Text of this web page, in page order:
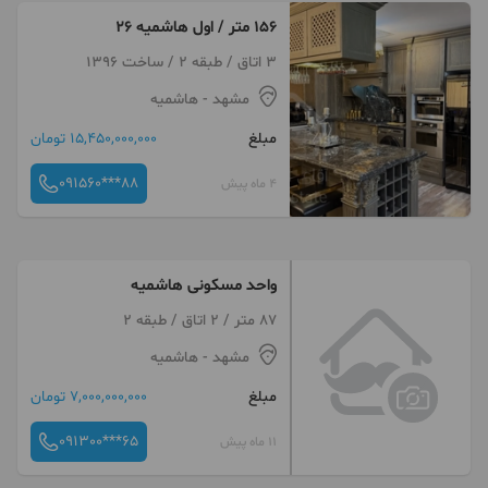
۱۵۶ متر / اول هاشمیه ۲۶
3 اتاق / طبقه 2 / ساخت 1396
مشهد - هاشمیه
مبلغ
15,450,000,000 تومان
4 ماه پیش 091560***88
واحد مسکونی هاشمیه
87 متر / 2 اتاق / طبقه 2
مشهد - هاشمیه
مبلغ
7,000,000,000 تومان
11 ماه پیش 091300***65